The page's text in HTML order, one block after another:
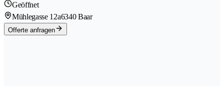
Geöffnet
Mühlegasse 12a6340 Baar
Offerte anfragen